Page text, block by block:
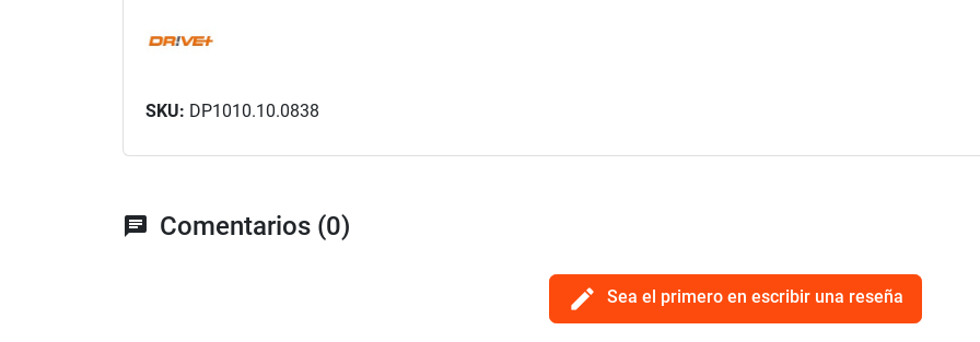
SKU: DP1010.10.0838
chat Comentarios (0)
edit Sea el primero en escribir una reseña